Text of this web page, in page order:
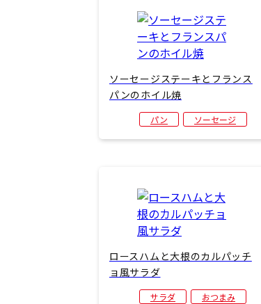
ソーセージステーキとフランス
パンのホイル焼
パン ソーセージ
ロースハムと大根のカルパッチ
ョ風サラダ
サラダ
おつまみ